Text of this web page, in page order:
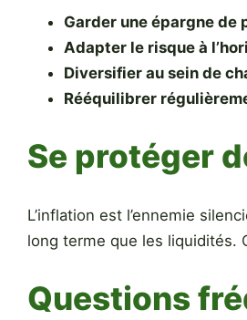
Garder une épargne de
Adapter le risque à
Diversifier au sein de
Rééquilibrer
Se protéger
L’inflation est l’ennemie
long terme que les liquidités.
Questions